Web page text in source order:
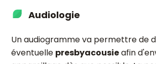
Audiologie
Un audiogramme va permettre de
éventuelle presbyacousieafin